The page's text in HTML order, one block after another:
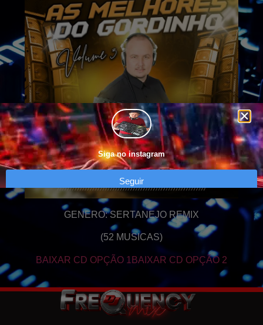
GENERO: SERTANEJO REMIX
(52 MUSICAS)
BAIXAR CD OPÇÃO 1 BAIXAR CD OPÇÃO 2
Siga no instagram
Seguir